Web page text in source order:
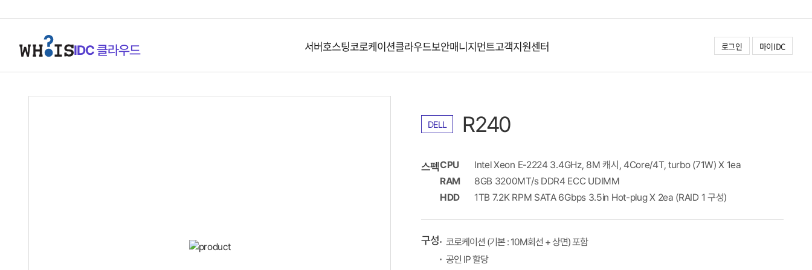
IDC클라우드 서버호스팅코로케이션클라우드보안매니지먼트고객지원센터 로그인 마이IDC
DELL R240
스펙CPU
Intel Xeon E-2224 3.4GHz, 8M 캐시, 4Core/4T, turbo (71W) X 1ea
RAM
8GB 3200MT/s DDR4 ECC UDIMM
HDD
1TB 7.2K RPM SATA 6Gbps 3.5in Hot-plug X 2ea (RAID 1 구성)
구성
코로케이션 (기본 : 10M회선 + 상면) 포함
공인 IP 할당